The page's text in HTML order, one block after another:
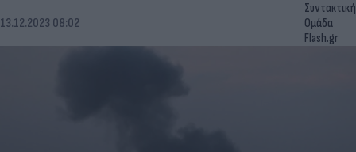
13.12.2023 08:02
Συντακτική
Ομάδα
Flash.gr